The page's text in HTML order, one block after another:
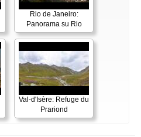
Rio de Janeiro:
Panorama su Rio
Val-d'Isère: Refuge du
Prariond